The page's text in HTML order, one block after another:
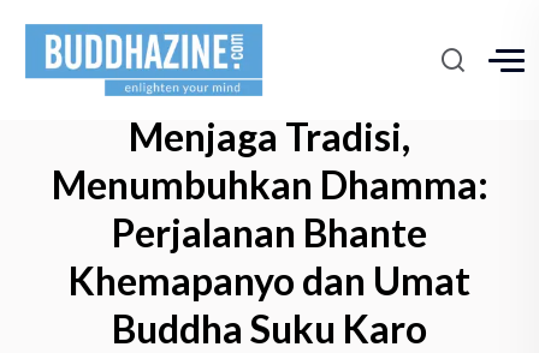
Menjaga Tradisi,
Menumbuhkan Dhamma:
Perjalanan Bhante
Khemapanyo dan Umat
Buddha Suku Karo